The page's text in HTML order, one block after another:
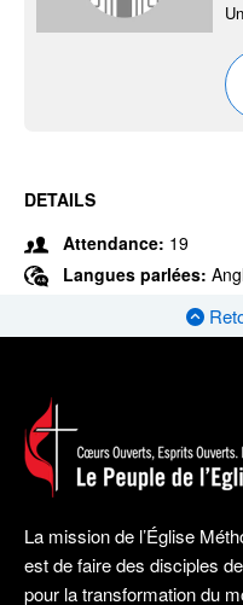
DETAILS
Attendance: 19
Langues parlées:
La mission de l’Église
est de faire des disciples
pour la transformation du